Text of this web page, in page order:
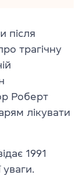
після
трагічну
Роберт
лікувати
1991